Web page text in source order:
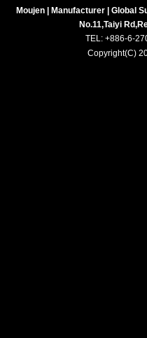
Moujen | Manufacturer | Global
No.11,Taiyi
TEL: +886-6-
Copyright(C)